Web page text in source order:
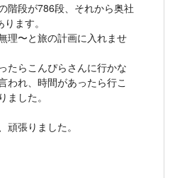
階段が786段、それから奥社
ます。
理〜と旅の計画に入れませ
たらこんぴらさんに行かな
われ、時間があったら行こ
ました。
頑張りました。